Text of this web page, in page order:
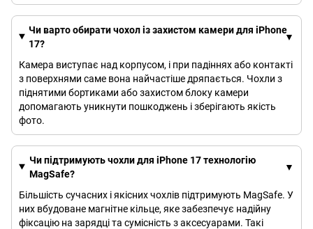
Чи варто обирати чохол із захистом камери для iPhone
17?
Камера виступає над корпусом, і при падіннях або контакті
з поверхнями саме вона найчастіше дряпається. Чохли з
піднятими бортиками або захистом блоку камери
допомагають уникнути пошкоджень і зберігають якість
фото.
Чи підтримують чохли для iPhone 17 технологію
MagSafe?
Більшість сучасних і якісних чохлів підтримують MagSafe. У
них вбудоване магнітне кільце, яке забезпечує надійну
фіксацію на зарядці та сумісність з аксесуарами. Такі